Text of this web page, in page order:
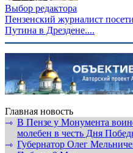
Выбор редактора
Пензенский журналист
Путина в Дрездене....
Главная новость
⇾ В Пензе у Монумента
молебен в честь Дня
⇾ Губернатор Олег